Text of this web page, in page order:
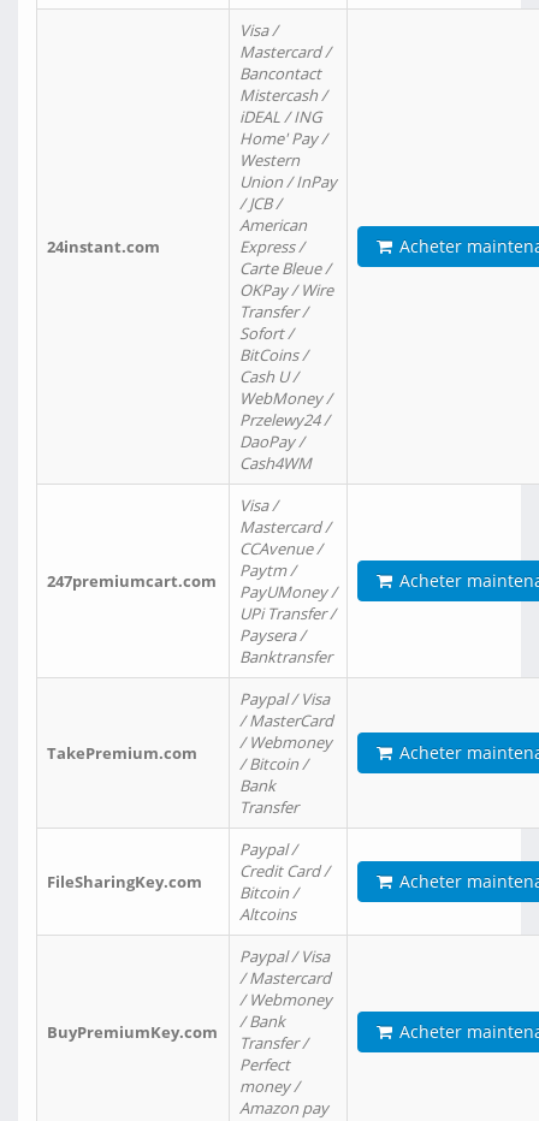
24instant.com
Visa /
Mastercard /
Bancontact
Mistercash /
iDEAL / ING
Home' Pay /
Western
Union / InPay
/ JCB /
American
Express /
Carte Bleue /
OKPay / Wire
Transfer /
Sofort /
BitCoins /
Cash U /
WebMoney /
Przelewy24 /
DaoPay /
Cash4WM
Acheter
247premiumcart.com
Visa /
Mastercard /
CCAvenue /
Paytm /
PayUMoney /
UPi Transfer /
Paysera /
Banktransfer
Acheter
TakePremium.com
Paypal / Visa
/ MasterCard
/ Webmoney
/ Bitcoin /
Bank
Transfer
Acheter
FileSharingKey.com
Paypal /
Credit Card /
Bitcoin /
Altcoins
Acheter
BuyPremiumKey.com
Paypal / Visa
/ Mastercard
/ Webmoney
/ Bank
Transfer /
Perfect
money /
Amazon pay
Acheter